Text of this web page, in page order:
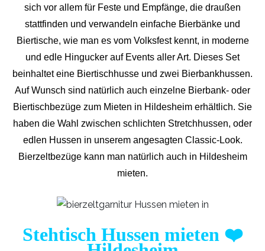
sich vor allem für Feste und Empfänge, die draußen
stattfinden und verwandeln einfache Bierbänke und
Biertische, wie man es vom Volksfest kennt, in moderne
und edle Hingucker auf Events aller Art. Dieses Set
beinhaltet eine Biertischhusse und zwei Bierbankhussen.
Auf Wunsch sind natürlich auch einzelne Bierbank- oder
Biertischbezüge zum Mieten in Hildesheim erhältlich. Sie
haben die Wahl zwischen schlichten Stretchhussen, oder
edlen Hussen in unserem angesagten Classic-Look.
Bierzeltbezüge kann man natürlich auch in Hildesheim
mieten.
Stehtisch Hussen mieten ❤️